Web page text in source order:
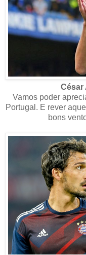
César
Vamos poder
Portugal. E rever
bons